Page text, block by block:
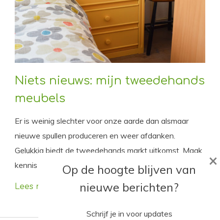
Niets nieuws: mijn tweedehands
meubels
Er is weinig slechter voor onze aarde dan alsmaar
nieuwe spullen produceren en weer afdanken.
Gelukkig biedt de tweedehands markt uitkomst. Maak
kennis met mijn tweedehands meubels.
Lees meer
Op de hoogte blijven van
nieuwe berichten?
Schrijf je in voor updates
×